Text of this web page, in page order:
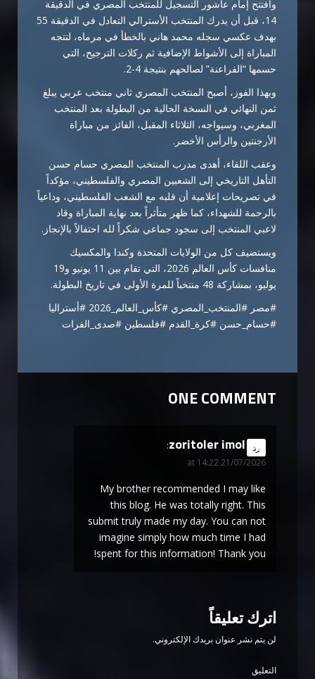
وافتتح إمام عاشور التسجيل للمنتخب المصري في الدقيقة
14، قبل أن يدرك المنتخب الأسترالي التعادل في الدقيقة 55
بهدف عكسي سجله محمد هاني بالخطأ في مرماه، لتتجه
المباراة إلى الأشواط الإضافية ثم ركلات الترجيح، التي
حسمها “الفراعنة” لصالحهم بنتيجة 4-2.
وبهذا الفوز، أصبح المنتخب المصري ثاني منتخب عربي يبلغ
ثمن النهائي في النسخة الحالية من البطولة بعد المنتخب
المغربي، وسيواجه، الثلاثاء المقبل، الفائز من مباراة
الأرجنتين والرأس الأخضر.
وعقب اللقاء، أهدى مدرب المنتخب المصري حسام حسن
التأهل التاريخي إلى الشعبين المصري والفلسطيني، مؤكداً
في تصريحات إعلامية أن قلبه مع الشعب الفلسطيني، وداعياً
بالرحمة للشهداء، كما ظهر متأثراً بعد نهاية المباراة وقاد
لاعبي المنتخب إلى سجود جماعي شكراً لله احتفالاً بالإنجاز.
ويستضيف كل من الولايات المتحدة وكندا والمكسيك
منافسات كأس العالم 2026، التي تقام بين 11 يونيو و19
يوليو، بمشاركة 48 منتخباً للمرة الأولى في تاريخ البطولة.
#مصر #المنتخب_المصري #كأس_العالم_2026 #أستراليا
#حسام_حسن #كرة_القدم #فلسطين #صدى_الفرات
ONE COMMENT
zoritoler imol
says:
21/07/2026 at 14:22
رد
My brother recommended I may like
this blog. He was totally right. This
submit truly made my day. You can not
imagine simply how much time I had
spent for this information! Thank you!
اترك تعليقاً
لن يتم نشر عنوان بريدك الإلكتروني.
التعليق